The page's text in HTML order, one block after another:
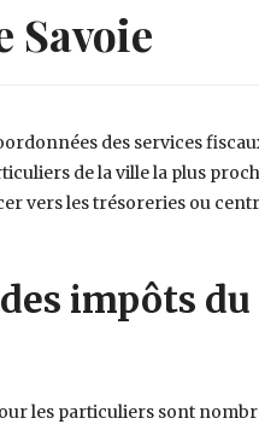
Savoie
des services
de la ville la plus
vers les trésoreries ou
impôts
les particuliers sont